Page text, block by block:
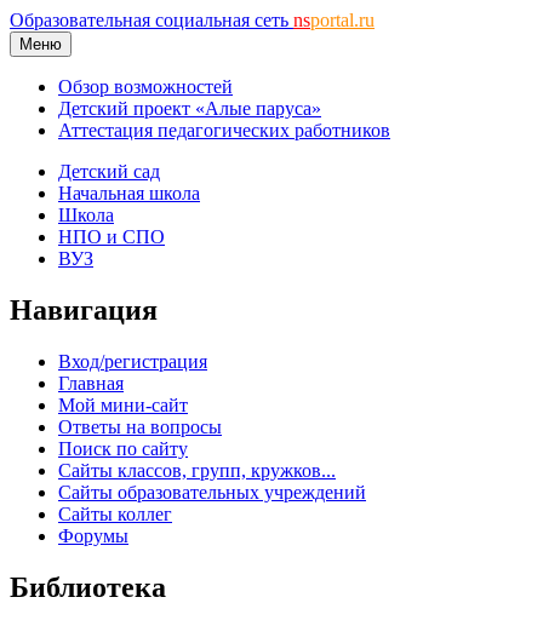
Образовательная социальная сеть nsportal.ru
Меню
Обзор возможностей
Детский проект «Алые паруса»
Аттестация педагогических работников
Детский сад
Начальная школа
Школа
НПО и СПО
ВУЗ
Навигация
Вход/регистрация
Главная
Мой мини-сайт
Ответы на вопросы
Поиск по сайту
Сайты классов, групп, кружков...
Сайты образовательных учреждений
Сайты коллег
Форумы
Библиотека